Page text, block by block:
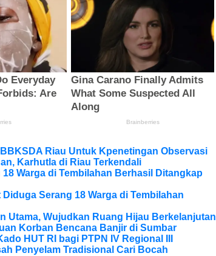
Riau Untuk Kpenetingan Observasi
Karhutla di Riau Terkendali
Warga di Tembilahan Berhasil Ditangkap
Serang 18 Warga di Tembilahan
Utama, Wujudkan Ruang Hijau Berkelanjutan
Korban Bencana Banjir di Sumbar
HUT RI bagi PTPN IV Regional III
Penyelam Tradisional Cari Bocah